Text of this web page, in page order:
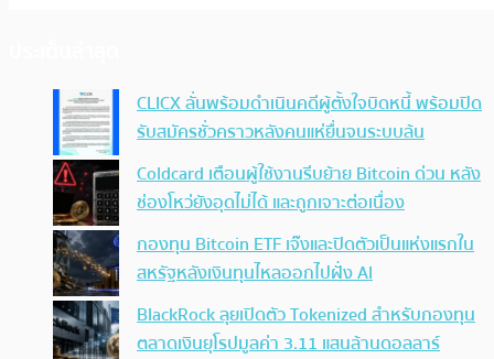
CLICX ลั่นพร้อมดำเนินคดีผู้ตั้งใจบิดหนี้ พร้อมปิด
รับสมัครชั่วคราวหลังคนแห่ยื่นจนระบบล้น
Coldcard เตือนผู้ใช้งานรีบย้าย Bitcoin ด่วน หลัง
ช่องโหว่ยังอุดไม่ได้ และถูกเจาะต่อเนื่อง
กองทุน Bitcoin ETF เจ๊งและปิดตัวเป็นแห่งแรกใน
สหรัฐหลังเงินทุนไหลออกไปฝั่ง AI
BlackRock ลุยเปิดตัว Tokenized สำหรับกองทุน
ตลาดเงินยุโรปมูลค่า 3.11 แสนล้านดอลลาร์